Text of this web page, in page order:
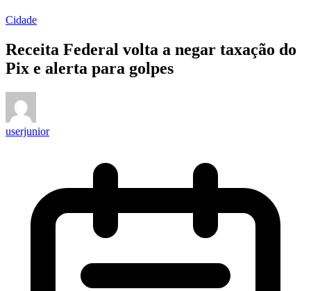
Cidade
Receita Federal volta a negar taxação do
Pix e alerta para golpes
userjunior